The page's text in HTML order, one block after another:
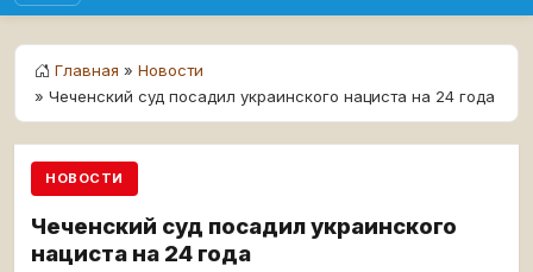
Главная » Новости
» Чеченский суд посадил украинского нациста на 24 года
НОВОСТИ
Чеченский суд посадил украинского
нациста на 24 года